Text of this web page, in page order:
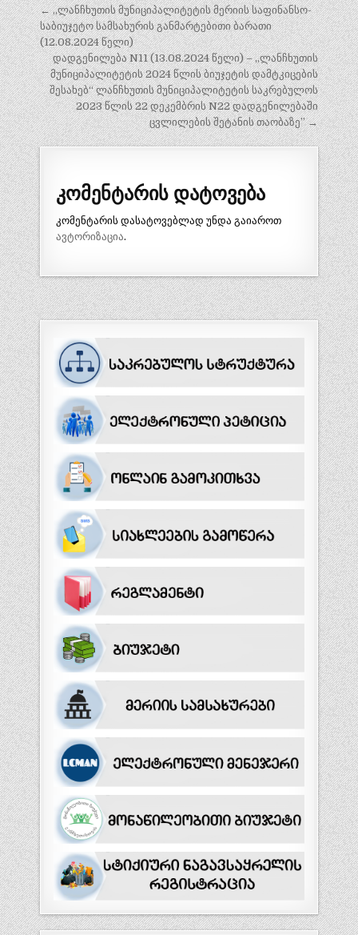
პოსტის
ნავიგაცია
← ,,ლანჩხუთის მუნიციპალიტეტის მერიის საფინანსო-
საბიუჯეტო სამსახურის განმარტებითი ბარათი
(12.08.2024 წელი)
დადგენილება N11 (13.08.2024 წელი) – ,,ლანჩხუთის
მუნიციპალიტეტის 2024 წლის ბიუჯეტის დამტკიცების
შესახებ“ ლანჩხუთის მუნიციპალიტეტის საკრებულოს
2023 წლის 22 დეკემბრის N22 დადგენილებაში
ცვლილების შეტანის თაობაზე” →
კომენტარის დატოვება
კომენტარის დასატოვებლად უნდა გაიაროთ
ავტორიზაცია.